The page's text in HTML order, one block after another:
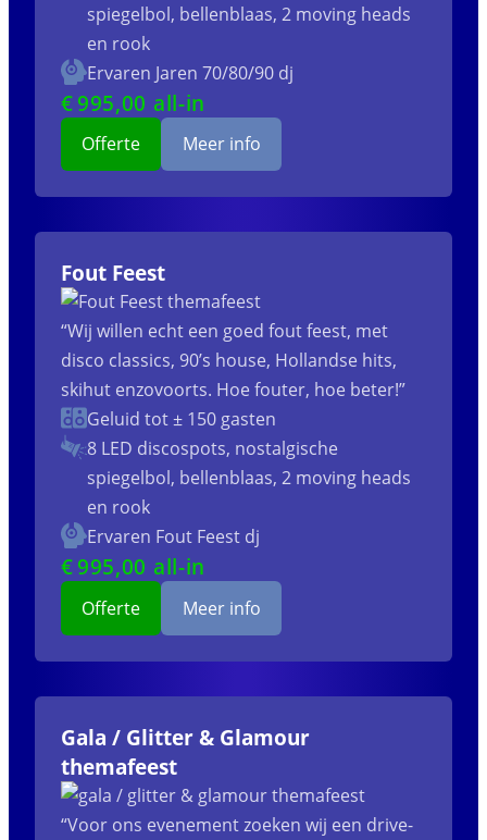
spiegelbol, bellenblaas, 2 moving heads
en rook
Ervaren Jaren 70/80/90 dj
€995,00 all-in
Offerte Meer info
Fout Feest
“Wij willen echt een goed fout feest, met
disco classics, 90’s house, Hollandse hits,
skihut enzovoorts. Hoe fouter, hoe beter!”
Geluid tot ± 150 gasten
8 LED discospots, nostalgische
spiegelbol, bellenblaas, 2 moving heads
en rook
Ervaren Fout Feest dj
€995,00 all-in
Offerte Meer info
Gala / Glitter & Glamour
themafeest
“Voor ons evenement zoeken wij een drive-